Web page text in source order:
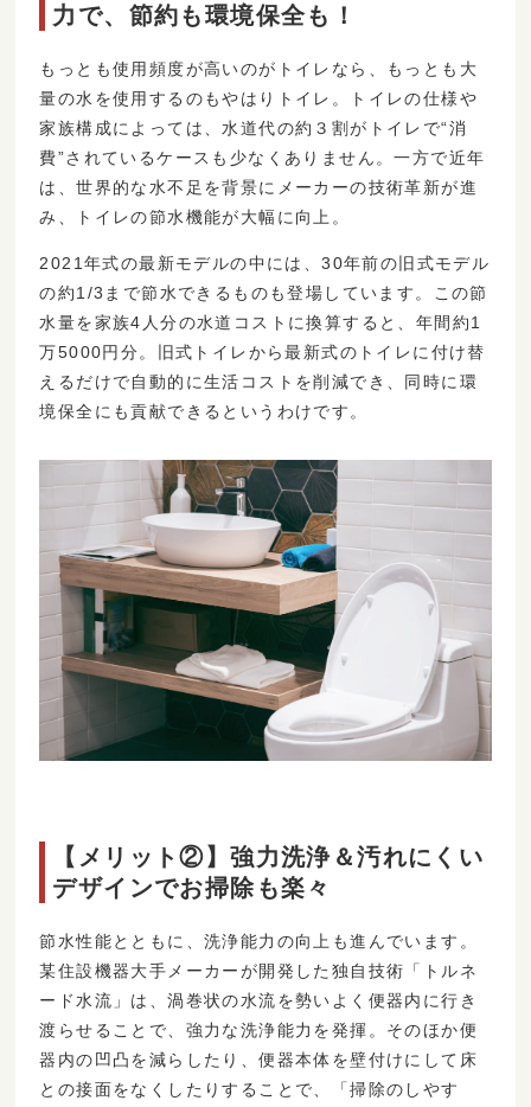
力で、節約も環境保全も！
もっとも使用頻度が高いのがトイレなら、もっとも大
量の水を使用するのもやはりトイレ。トイレの仕様や
家族構成によっては、水道代の約３割がトイレで“消
費”されているケースも少なくありません。一方で近年
は、世界的な水不足を背景にメーカーの技術革新が進
み、トイレの節水機能が大幅に向上。
2021年式の最新モデルの中には、30年前の旧式モデル
の約1/3まで節水できるものも登場しています。この節
水量を家族4人分の水道コストに換算すると、年間約1
万5000円分。旧式トイレから最新式のトイレに付け替
えるだけで自動的に生活コストを削減でき、同時に環
境保全にも貢献できるというわけです。
【メリット②】強力洗浄＆汚れにくい
デザインでお掃除も楽々
節水性能とともに、洗浄能力の向上も進んでいます。
某住設機器大手メーカーが開発した独自技術「トルネ
ード水流」は、渦巻状の水流を勢いよく便器内に行き
渡らせることで、強力な洗浄能力を発揮。そのほか便
器内の凹凸を減らしたり、便器本体を壁付けにして床
との接面をなくしたりすることで、「掃除のしやす